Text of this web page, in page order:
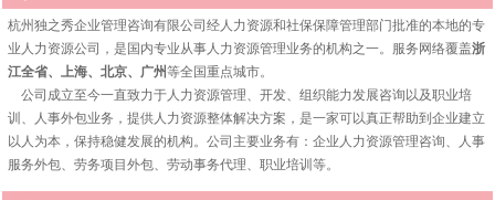
杭州独之秀企业管理咨询有限公司经人力资源和社保保障管理部门批准的本地的专
业人力资源公司，是国内专业从事人力资源管理业务的机构之一。服务网络覆盖浙
江全省、上海、北京、广州等全国重点城市。
公司成立至今一直致力于人力资源管理、开发、组织能力发展咨询以及职业培
训、人事外包业务，提供人力资源整体解决方案，是一家可以真正帮助到企业建立
以人为本，保持稳健发展的机构。公司主要业务有：企业人力资源管理咨询、人事
服务外包、劳务项目外包、劳动事务代理、职业培训等。